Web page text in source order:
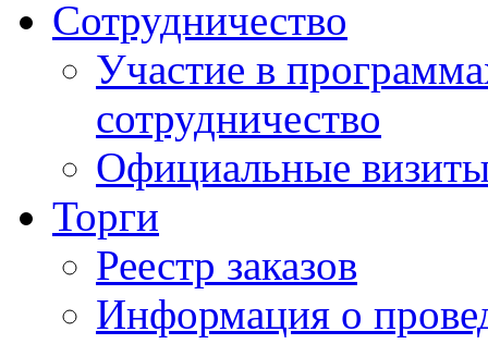
Сотрудничество
Участие в
сотрудничество
Официальные
Торги
Реестр заказов
Информация о